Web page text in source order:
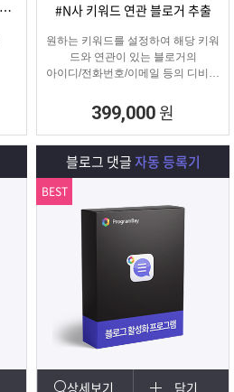
# 카페 실시간 모니터링 · 자동 쪽지/메일발송 #N사 키워드 연관 블로거 추출
원하는 키워드를 설정하여 해당 키워
드와 연관이 있는 블로거의
아이디/전화번호/이메일 등의 디비를
실질적으로 효과적인 디비를 추출 할
수 있는 프로그램
399,000 원
블로그 댓글자동 등록기
상세보기 담기
BEST